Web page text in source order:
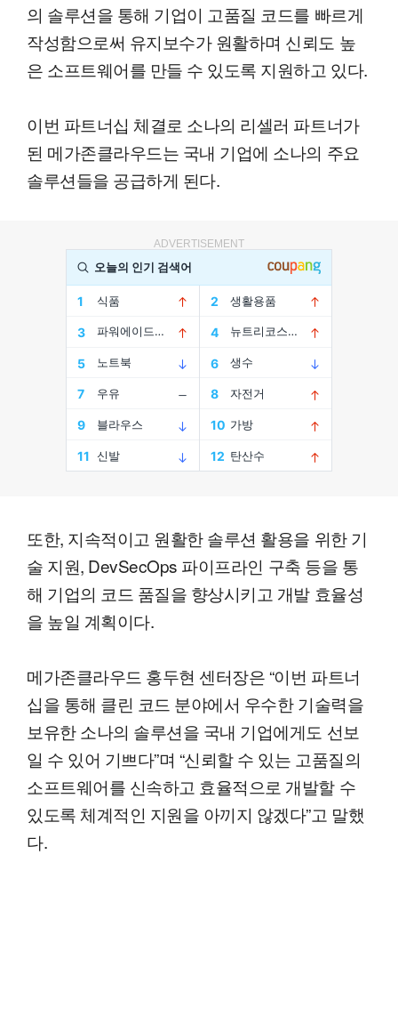
의 솔루션을 통해 기업이 고품질 코드를 빠르게
작성함으로써 유지보수가 원활하며 신뢰도 높
은 소프트웨어를 만들 수 있도록 지원하고 있다.
이번 파트너십 체결로 소나의 리셀러 파트너가
된 메가존클라우드는 국내 기업에 소나의 주요
솔루션들을 공급하게 된다.
ADVERTISEMENT
또한, 지속적이고 원활한 솔루션 활용을 위한 기
술 지원, DevSecOps 파이프라인 구축 등을 통
해 기업의 코드 품질을 향상시키고 개발 효율성
을 높일 계획이다.
메가존클라우드 홍두현 센터장은 “이번 파트너
십을 통해 클린 코드 분야에서 우수한 기술력을
보유한 소나의 솔루션을 국내 기업에게도 선보
일 수 있어 기쁘다”며 “신뢰할 수 있는 고품질의
소프트웨어를 신속하고 효율적으로 개발할 수
있도록 체계적인 지원을 아끼지 않겠다”고 말했
다.